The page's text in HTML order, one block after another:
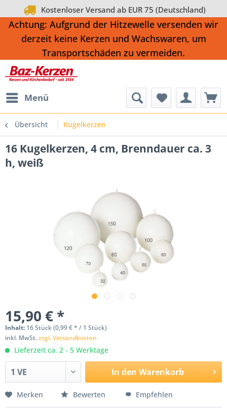
Kostenloser Versand ab EUR 75 (Deutschland)
Achtung: Aufgrund der Hitzewelle versenden wir
derzeit keine Kerzen und Wachswaren, um
Transportschäden zu vermeiden.
Menü
Übersicht Kugelkerzen
16 Kugelkerzen, 4 cm, Brenndauer ca. 3
h, weiß
15,90 € *
Inhalt: 16 Stück (0,99 € * / 1 Stück)
inkl. MwSt.zzgl. Versandkosten
Lieferzeit ca. 2 - 5 Werktage
In den Warenkorb
Merken Bewerten Empfehlen